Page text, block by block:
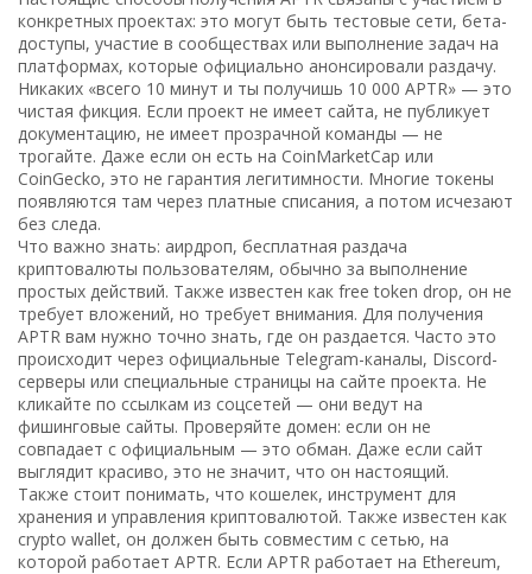
конкретных проектах: это могут быть тестовые сети, бета-
доступы, участие в сообществах или выполнение задач на
платформах, которые официально анонсировали раздачу.
Никаких «всего 10 минут и ты получишь 10 000 APTR» — это
чистая фикция. Если проект не имеет сайта, не публикует
документацию, не имеет прозрачной команды — не
трогайте. Даже если он есть на CoinMarketCap или
CoinGecko, это не гарантия легитимности. Многие токены
появляются там через платные списания, а потом исчезают
без следа.
Что важно знать: аирдроп, бесплатная раздача
криптовалюты пользователям, обычно за выполнение
простых действий. Также известен какfree token drop, он не
требует вложений, но требует внимания. Для получения
APTR вам нужно точно знать, где он раздается. Часто это
происходит через официальные Telegram-каналы, Discord-
серверы или специальные страницы на сайте проекта. Не
кликайте по ссылкам из соцсетей — они ведут на
фишинговые сайты. Проверяйте домен: если он не
совпадает с официальным — это обман. Даже если сайт
выглядит красиво, это не значит, что он настоящий.
Также стоит понимать, чтокошелек,инструмент для
хранения и управления криптовалютой. Также известен как
crypto wallet, он должен быть совместим с сетью, на
которой работает APTR. Если APTR работает на Ethereum,